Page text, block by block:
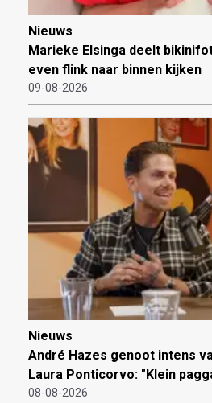
Nieuws
Marieke Elsinga deelt
even flink naar binnen kijken
09-08-2026
Nieuws
André Hazes genoot intens
Laura Ponticorvo: "Klein
08-08-2026